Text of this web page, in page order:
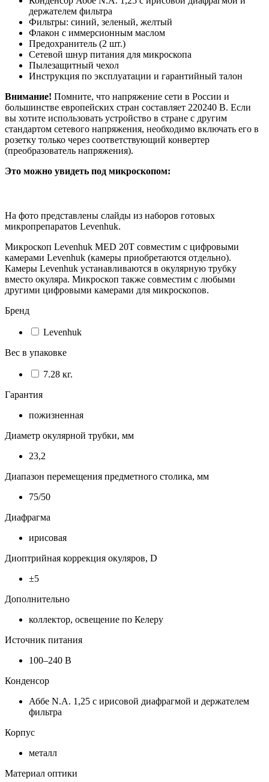
держателем фильтра
Фильтры: синий, зеленый, желтый
Флакон с иммерсионным маслом
Предохранитель (2 шт.)
Сетевой шнур питания для микроскопа
Пылезащитный чехол
Инструкция по эксплуатации и гарантийный талон
Внимание! Помните, что напряжение сети в России и
большинстве европейских стран составляет 220240 В. Если
вы хотите использовать устройство в стране с другим
стандартом сетевого напряжения, необходимо включать его в
розетку только через соответствующий конвертер
(преобразователь напряжения).
Это можно увидеть под микроскопом:
На фото представлены слайды из наборов готовых
микропрепаратов Levenhuk.
Микроскоп Levenhuk MED 20T совместим с цифровыми
камерами Levenhuk (камеры приобретаются отдельно).
Камеры Levenhuk устанавливаются в окулярную трубку
вместо окуляра. Микроскоп также совместим с любыми
другими цифровыми камерами для микроскопов.
Бренд
Levenhuk
Вес в упаковке
7.28 кг.
Гарантия
пожизненная
Диаметр окулярной трубки, мм
23,2
Диапазон перемещения предметного столика, мм
75/50
Диафрагма
ирисовая
Диоптрийная коррекция окуляров, D
±5
Дополнительно
коллектор, освещение по Келеру
Источник питания
100–240 В
Конденсор
Аббе N.A. 1,25 с ирисовой диафрагмой и держателем
фильтра
Корпус
металл
Материал оптики